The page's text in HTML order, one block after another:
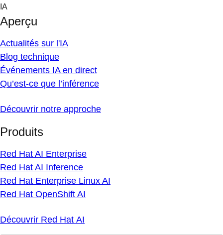
Skip
content
IA
Aperçu
Actualités sur l'IA
Blog technique
Événements IA en direct
Qu’est-ce que l’inférence
Découvrir notre approche
Produits
Red Hat AI Enterprise
Red Hat AI Inference
Red Hat Enterprise Linux AI
Red Hat OpenShift AI
Découvrir Red Hat AI